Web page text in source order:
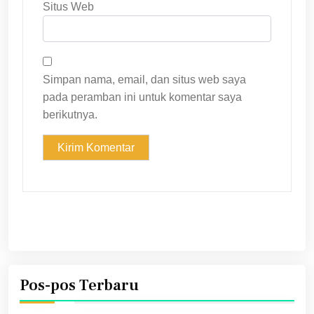
Situs Web
Simpan nama, email, dan situs web saya
pada peramban ini untuk komentar saya
berikutnya.
Pos-pos Terbaru